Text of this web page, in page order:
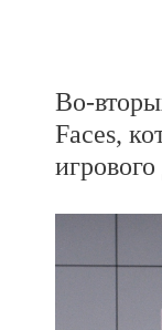
Во-
Faces,